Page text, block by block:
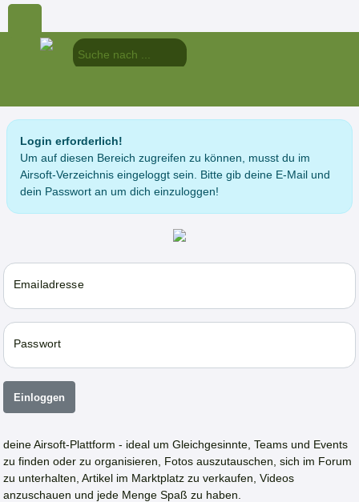
Login erforderlich!
Um auf diesen Bereich zugreifen zu können, musst du im
Airsoft-Verzeichnis eingeloggt sein. Bitte gib deine E-Mail und
dein Passwort an um dich einzuloggen!
Emailadresse
Passwort
Einloggen
deine Airsoft-Plattform - ideal um Gleichgesinnte, Teams und Events
zu finden oder zu organisieren, Fotos auszutauschen, sich im Forum
zu unterhalten, Artikel im Marktplatz zu verkaufen, Videos
anzuschauen und jede Menge Spaß zu haben.